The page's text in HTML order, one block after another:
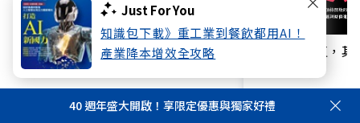
Just For You
知識包下載》重工業到餐飲都用AI！
產業降本增效全攻略
用關鍵行動築起健康防護網！臺
中如何以《巷弄裡的幸福公衛》
打造永續照護城市？
EMBA的價值，
40 週年盛大開啟！享限定優惠與獨家好禮